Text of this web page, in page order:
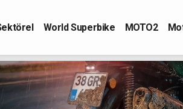
World Superbike MOTO2